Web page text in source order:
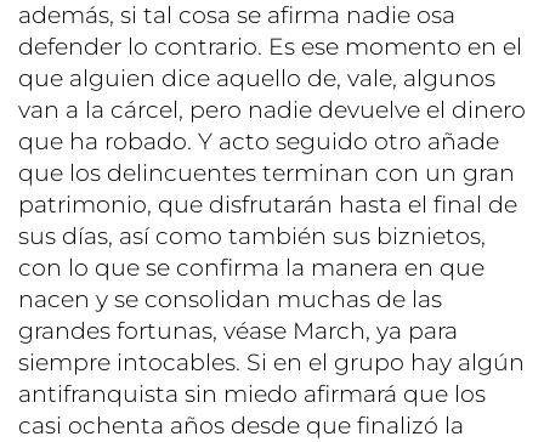
además, si tal cosa se afirma nadie osa
defender lo contrario. Es ese momento en el
que alguien dice aquello de, vale, algunos
van a la cárcel, pero nadie devuelve el dinero
que ha robado. Y acto seguido otro añade
que los delincuentes terminan con un gran
patrimonio, que disfrutarán hasta el final de
sus días, así como también sus biznietos,
con lo que se confirma la manera en que
nacen y se consolidan muchas de las
grandes fortunas, véase March, ya para
siempre intocables. Si en el grupo hay algún
antifranquista sin miedo afirmará que los
casi ochenta años desde que finalizó la